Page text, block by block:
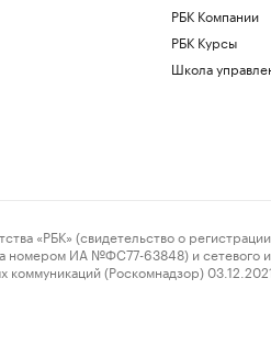
РБК Компании
РБК Курсы
Школа
(свидетельство о
ИА №ФС77-63848) и сетевого
коммуникаций (Роскомнадзор)